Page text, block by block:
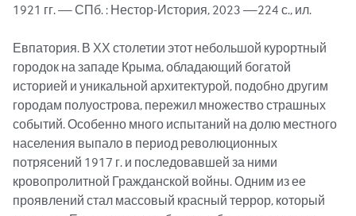
1921 гг. — СПб. : Нестор-История, 2023 —224 с., ил.
Евпатория. В ХХ столетии этот небольшой курортный
городок на западе Крыма, обладающий богатой
историей и уникальной архитектурой, подобно другим
городам полуострова, пережил множество страшных
событий. Особенно много испытаний на долю местного
населения выпало в период революционных
потрясений 1917 г. и последовавшей за ними
кровопролитной Гражданской войны. Одним из ее
проявлений стал массовый красный террор, который